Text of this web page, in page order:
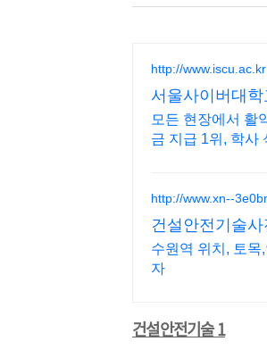
http://www.iscu.ac.kr
서울사이버대
모든 현장에서 활
금 지급 1위, 학사
http://www.xn--
건설안전기술
수원역 위치, 토목
자
건설안전기술 1